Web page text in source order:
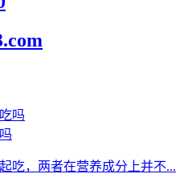
吃，两者在营养成分上并不...